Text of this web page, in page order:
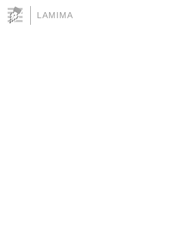
LAMIMA